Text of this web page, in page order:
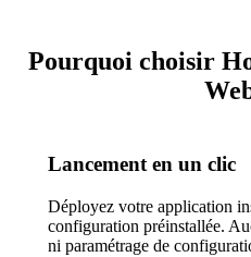
Pourquoi choisir
Lancement en un clic
Déployez votre application
configuration préinstallée.
ni paramétrage de